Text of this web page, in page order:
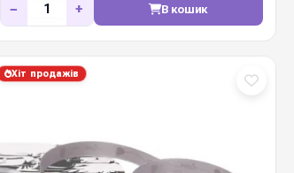
− + В кошик
Хіт продажів